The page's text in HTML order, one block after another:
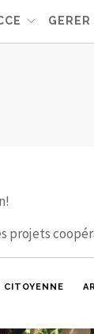
GERER
projets
CITOYENNE